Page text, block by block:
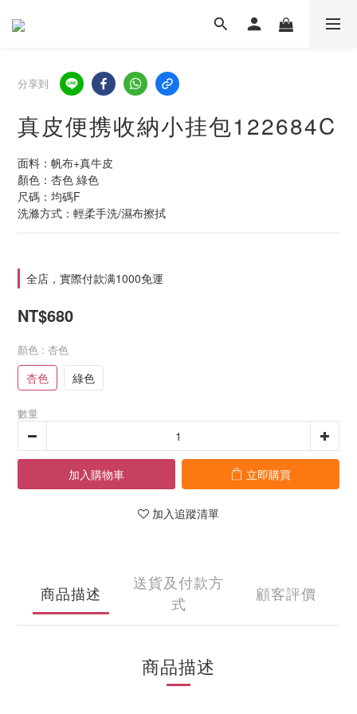
分享到
真皮便携收納小挂包122684C
面料：帆布+真牛皮
顏色：杏色 綠色
尺碼：均碼F
洗滌方式：輕柔手洗/濕布擦拭
全店，實際付款满1000免運
NT$680
顏色 : 杏色
杏色 綠色
數量
加入購物車 立即購買
加入追蹤清單
商品描述
送貨及付款方
式
顧客評價
商品描述